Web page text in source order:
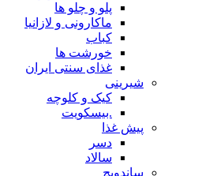
پلو و چلو ها
ماکارونی و لازانیا
کباب
خورشت ها
غذای سنتی ایران
شیرینی
کیک و کلوچه
.بیسکویت
پیش غذا
دسر
سالاد
ساندویچ